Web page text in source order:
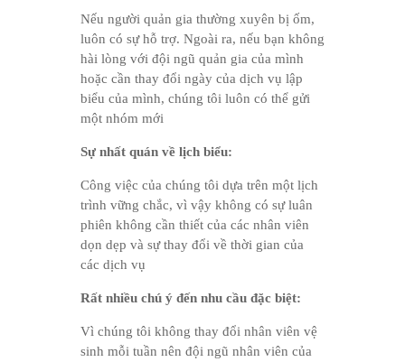
Nếu người quản gia thường xuyên bị ốm,
luôn có sự hỗ trợ. Ngoài ra, nếu bạn không
hài lòng với đội ngũ quản gia của mình
hoặc cần thay đổi ngày của dịch vụ lập
biểu của mình, chúng tôi luôn có thể gửi
một nhóm mới
Sự nhất quán về lịch biểu:
Công việc của chúng tôi dựa trên một lịch
trình vững chắc, vì vậy không có sự luân
phiên không cần thiết của các nhân viên
dọn dẹp và sự thay đổi về thời gian của
các dịch vụ
Rất nhiều chú ý đến nhu cầu đặc biệt:
Vì chúng tôi không thay đổi nhân viên vệ
sinh mỗi tuần nên đội ngũ nhân viên của